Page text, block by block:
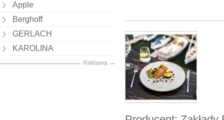
Apple
Berghoff
GERLACH
KAROLINA
Reklama